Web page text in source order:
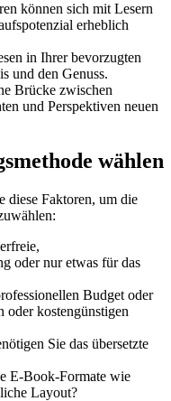
können sich mit Lesern
erheblich
in Ihrer bevorzugten
und den Genuss.
Brücke zwischen
und Perspektiven neuen
wählen
diese Faktoren, um die
oder nur etwas für das
Budget oder
oder kostengünstigen
Sie das übersetzte
E-Book-Formate wie
Layout?